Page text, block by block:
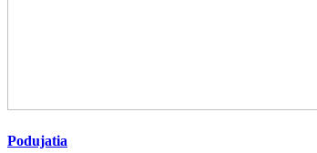
Podujatia